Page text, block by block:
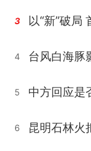
3
4 台风白海豚
5
6 昆明石林火